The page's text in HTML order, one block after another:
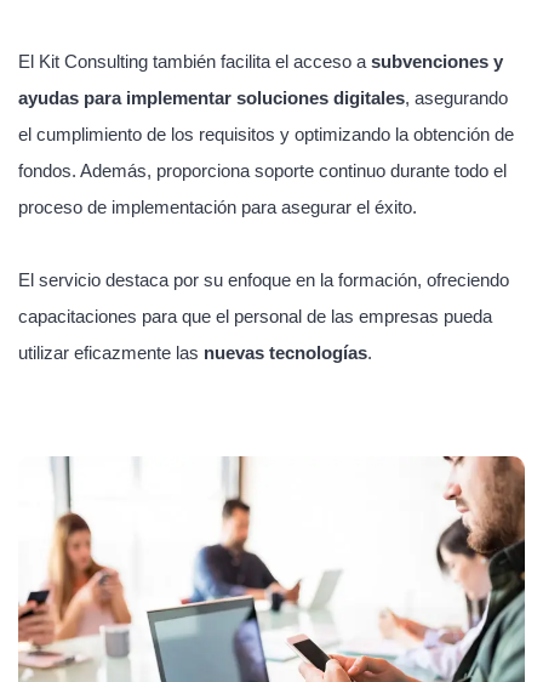
El Kit Consulting también facilita el acceso a subvenciones y
ayudas para implementar soluciones digitales, asegurando
el cumplimiento de los requisitos y optimizando la obtención de
fondos. Además, proporciona soporte continuo durante todo el
proceso de implementación para asegurar el éxito.
El servicio destaca por su enfoque en la formación, ofreciendo
capacitaciones para que el personal de las empresas pueda
utilizar eficazmente las nuevas tecnologías.